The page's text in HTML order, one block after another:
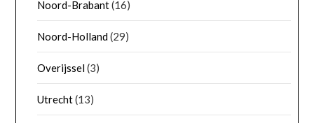
Noord-Brabant(16)
Noord-Holland(29)
Overijssel(3)
Utrecht(13)